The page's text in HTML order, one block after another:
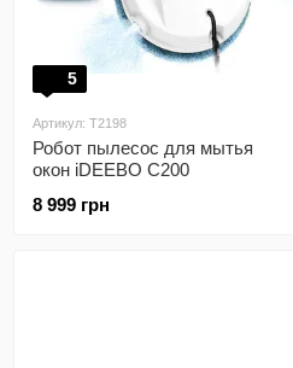
5
Артикул: T2198
Робот пылесос для мытья
окон iDEEBO C200
8 999 грн